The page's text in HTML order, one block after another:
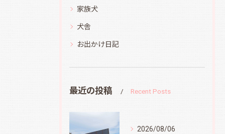
家族犬
犬舎
お出かけ日記
最近の投稿 Recent Posts
2026/08/06